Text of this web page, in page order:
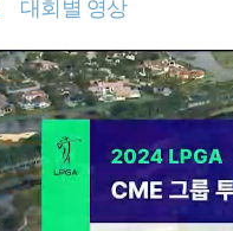
대회별 영상